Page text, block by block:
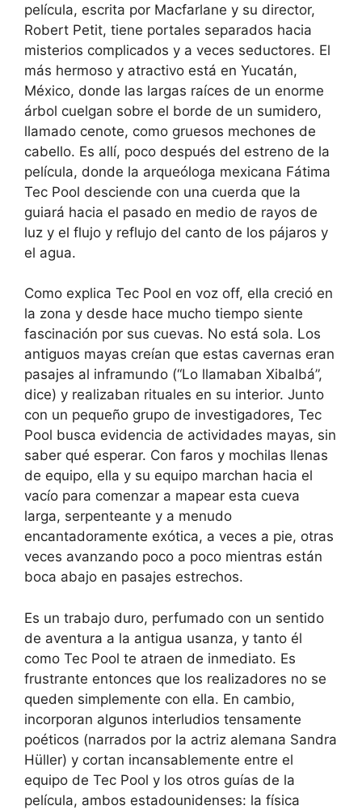
película, escrita por Macfarlane y su director,
Robert Petit, tiene portales separados hacia
misterios complicados y a veces seductores. El
más hermoso y atractivo está en Yucatán,
México, donde las largas raíces de un enorme
árbol cuelgan sobre el borde de un sumidero,
llamado cenote, como gruesos mechones de
cabello. Es allí, poco después del estreno de la
película, donde la arqueóloga mexicana Fátima
Tec Pool desciende con una cuerda que la
guiará hacia el pasado en medio de rayos de
luz y el flujo y reflujo del canto de los pájaros y
el agua.
Como explica Tec Pool en voz off, ella creció en
la zona y desde hace mucho tiempo siente
fascinación por sus cuevas. No está sola. Los
antiguos mayas creían que estas cavernas eran
pasajes al inframundo (“Lo llamaban Xibalbá”,
dice) y realizaban rituales en su interior. Junto
con un pequeño grupo de investigadores, Tec
Pool busca evidencia de actividades mayas, sin
saber qué esperar. Con faros y mochilas llenas
de equipo, ella y su equipo marchan hacia el
vacío para comenzar a mapear esta cueva
larga, serpenteante y a menudo
encantadoramente exótica, a veces a pie, otras
veces avanzando poco a poco mientras están
boca abajo en pasajes estrechos.
Es un trabajo duro, perfumado con un sentido
de aventura a la antigua usanza, y tanto él
como Tec Pool te atraen de inmediato. Es
frustrante entonces que los realizadores no se
queden simplemente con ella. En cambio,
incorporan algunos interludios tensamente
poéticos (narrados por la actriz alemana Sandra
Hüller) y cortan incansablemente entre el
equipo de Tec Pool y los otros guías de la
película, ambos estadounidenses: la física